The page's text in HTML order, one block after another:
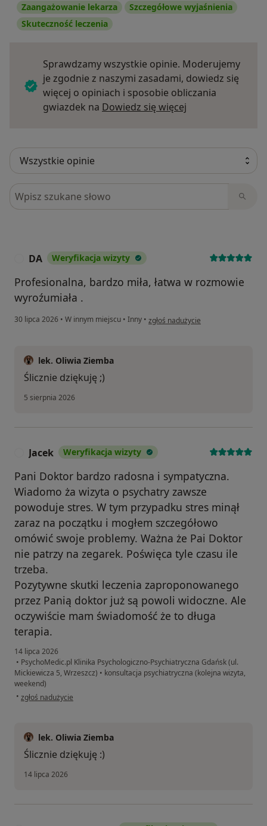
Zaangażowanie lekarza
Szczegółowe wyjaśnienia
Skuteczność leczenia
Sprawdzamy wszystkie opinie. Moderujemy
je zgodnie z naszymi zasadami, dowiedz się
więcej o opiniach i sposobie obliczania
gwiazdek na Dowiedz się więcej
Szukaj w opiniach
DA Weryfikacja wizyty
Profesionalna, bardzo miła, łatwa w rozmowie
wyroźumiała .
30 lipca 2026 • W innym miejscu • Inny • w opinii użytkownika DA
zgłoś nadużycie
lek. Oliwia Ziemba
Ślicznie dziękuję ;)
5 sierpnia 2026
Jacek Weryfikacja wizyty
Pani Doktor bardzo radosna i sympatyczna.
Wiadomo ża wizyta o psychatry zawsze
powoduje stres. W tym przypadku stres minął
zaraz na początku i mogłem szczegółowo
omówić swoje problemy. Ważna że Pai Doktor
nie patrzy na zegarek. Poświęca tyle czasu ile
trzeba.
Pozytywne skutki leczenia zaproponowanego
przez Panią doktor już są powoli widoczne. Ale
oczywiście mam świadomość że to długa
terapia.
14 lipca 2026
• PsychoMedic.pl Klinika Psychologiczno-Psychiatryczna Gdańsk (ul.
Mickiewicza 5, Wrzeszcz) • konsultacja psychiatryczna (kolejna wizyta,
weekend)
• w opinii użytkownika Jacek
zgłoś nadużycie
lek. Oliwia Ziemba
Ślicznie dziękuję :)
14 lipca 2026